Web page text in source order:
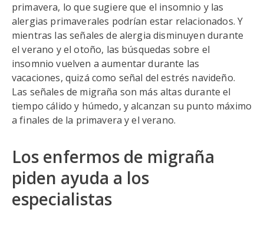
primavera, lo que sugiere que el insomnio y las
alergias primaverales podrían estar relacionados. Y
mientras las señales de alergia disminuyen durante
el verano y el otoño, las búsquedas sobre el
insomnio vuelven a aumentar durante las
vacaciones, quizá como señal del estrés navideño.
Las señales de migraña son más altas durante el
tiempo cálido y húmedo, y alcanzan su punto máximo
a finales de la primavera y el verano.
Los enfermos de migraña
piden ayuda a los
especialistas